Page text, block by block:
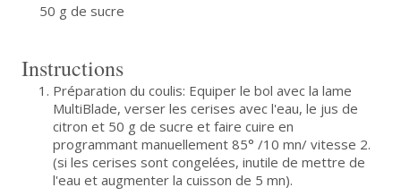
50 g de sucre
Instructions
Préparation du coulis: Equiper le bol avec la lame
MultiBlade, verser les cerises avec l'eau, le jus de
citron et 50 g de sucre et faire cuire en
programmant manuellement 85° /10 mn/ vitesse 2.
(si les cerises sont congelées, inutile de mettre de
l'eau et augmenter la cuisson de 5 mn).